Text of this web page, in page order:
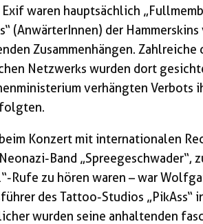
waren hauptsächlich
(AnwärterInnen) der
Zusammenhängen.
Netzwerks wurden dort
verhängten Verbots
Konzert mit internationalen
Band
Rufe zu hören waren – war
des Tattoo-Studios „PikAss“
wurden seine anhaltenden